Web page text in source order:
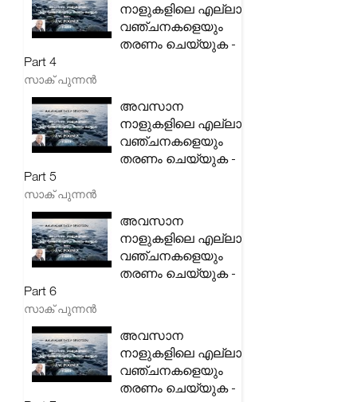
നാളുകളിലെ എല്ലാ
വഞ്ചനകളെയും
തരണം ചെയ്യുക -
Part 4
സാക് പുന്നൻ
അവസാന
നാളുകളിലെ എല്ലാ
വഞ്ചനകളെയും
തരണം ചെയ്യുക -
Part 5
സാക് പുന്നൻ
അവസാന
നാളുകളിലെ എല്ലാ
വഞ്ചനകളെയും
തരണം ചെയ്യുക -
Part 6
സാക് പുന്നൻ
അവസാന
നാളുകളിലെ എല്ലാ
വഞ്ചനകളെയും
തരണം ചെയ്യുക -